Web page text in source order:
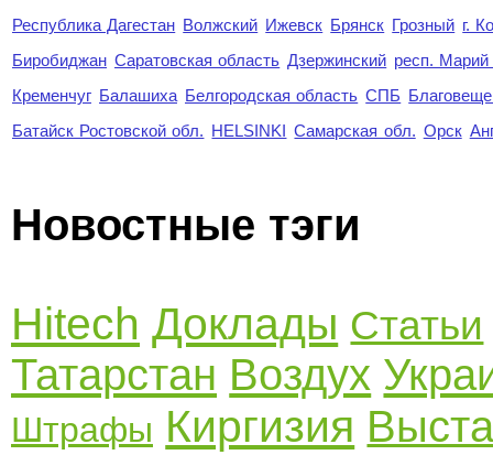
Республика Дагестан Волжский Ижевск Брянск Грозный г.
Биробиджан Саратовская область Дзержинский респ.
Кременчуг Балашиха Белгородская область СПБ
Батайск Ростовской обл. HELSINKI Самарская обл. Орск
Новостные тэги
Hitech Доклады Статьи
Татарстан Воздух
Штрафы Киргизия